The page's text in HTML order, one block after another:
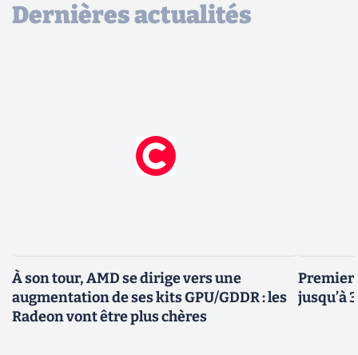
Dernières actualités
À son tour, AMD se dirige vers une
augmentation de ses kits GPU/GDDR : les
Radeon vont être plus chères
jusqu’à